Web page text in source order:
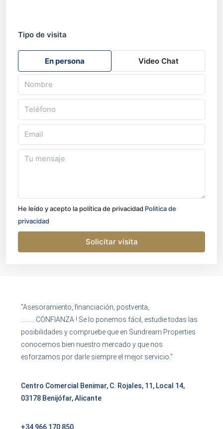
Tipo de visita
En persona Video Chat
He leído y acepto la política de privacidad Politica de
privacidad
Solicitar visita
"Asesoramiento, financiación, postventa,
……….CONFIANZA ! Se lo ponemos fácil, estudie todas las
posibilidades y compruebe que en Sundream Properties
conocemos bien nuestro mercado y que nos
esforzamos por darle siempre el mejor servicio."
Centro Comercial Benimar, C. Rojales, 11, Local 14,
03178 Benijófar, Alicante
+34 966 170 850